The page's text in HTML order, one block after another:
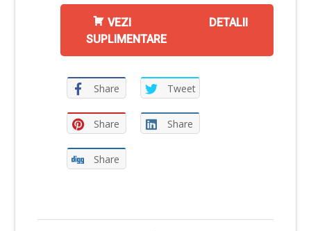
VEZI DETALII
SUPLIMENTARE
Share Tweet
Share Share
Share